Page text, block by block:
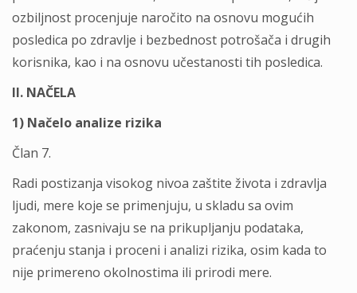
ozbilјnost procenjuje naročito na osnovu mogućih
posledica po zdravlјe i bezbednost potrošača i drugih
korisnika, kao i na osnovu učestanosti tih posledica.
II. NAČELA
1) Načelo analize rizika
Član 7.
Radi postizanja visokog nivoa zaštite života i zdravlјa
lјudi, mere koje se primenjuju, u skladu sa ovim
zakonom, zasnivaju se na prikuplјanju podataka,
praćenju stanja i proceni i analizi rizika, osim kada to
nije primereno okolnostima ili prirodi mere.